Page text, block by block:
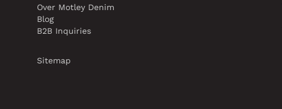
Over Motley Denim
Blog
B2B Inquiries
Sitemap